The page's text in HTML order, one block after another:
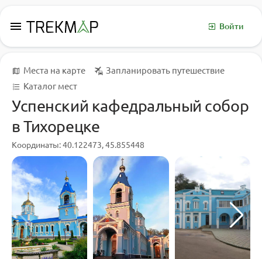
menu Войти
Места на карте
Запланировать путешествие
Каталог мест
Успенский кафедральный собор
в Тихорецке
Координаты: 40.122473, 45.855448